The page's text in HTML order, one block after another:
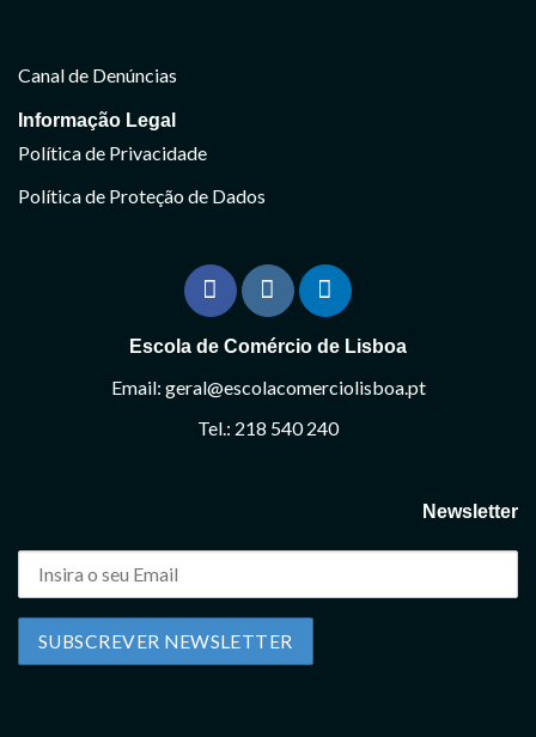
Canal de Denúncias
Informação Legal
Política de Privacidade
Política de Proteção de Dados
Escola de Comércio de Lisboa
Email: geral@escolacomerciolisboa.pt
Tel.: 218 540 240
Newsletter